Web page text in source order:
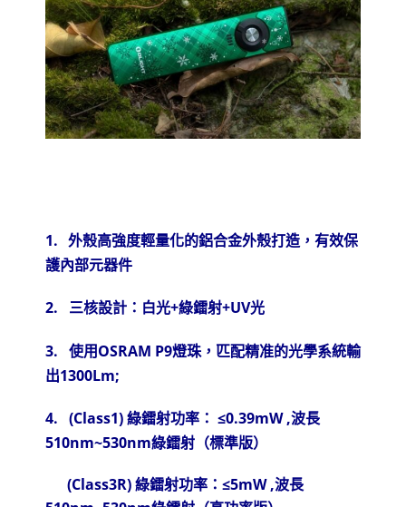
1. 外殼高強度輕量化的鋁合金外殼打造，有效保
護內部元器件
2. 三核設計：白光+綠鐳射+UV光
3. 使用OSRAM P9燈珠， 匹配精准的光學系統輸
出1300Lm;
4. (Class1)綠鐳射功率： ≤0.39mW ,波長
510nm~530nm綠鐳射（標準版）
(Class3R)綠鐳射功率： ≤5mW ,波長